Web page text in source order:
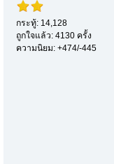
กระทู้: 14,128
ถูกใจแล้ว: 4130 ครั้ง
ความนิยม: +474/-445